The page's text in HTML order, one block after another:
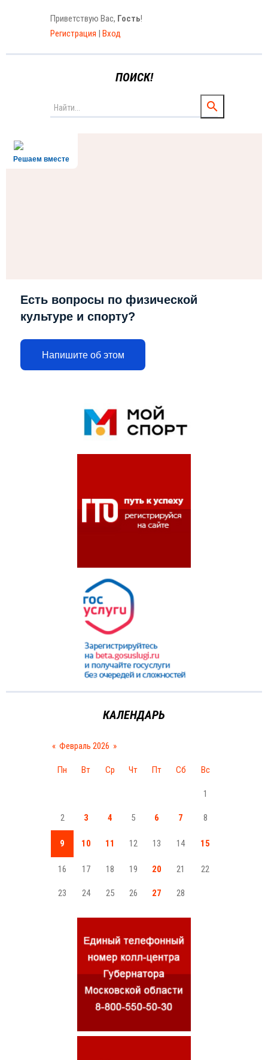
Приветствую Вас, Гость!
Регистрация | Вход
ПОИСК!
Решаем вместе
Есть вопросы по физической
культуре и спорту?
Напишите об этом
КАЛЕНДАРЬ
« Февраль 2026 »
Пн Вт Ср Чт Пт Сб Вс
1
2 3 4 5 6 7 8
9 10 11 12 13 14 15
16 17 18 19 20 21 22
23 24 25 26 27 28